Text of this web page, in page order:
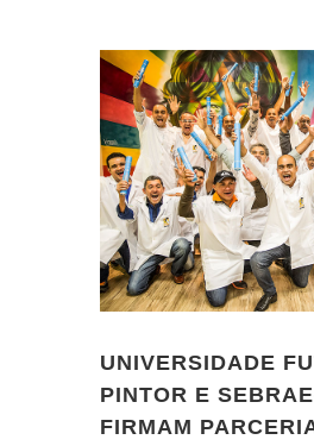
UNIVERSIDADE
PINTOR E
FIRMAM